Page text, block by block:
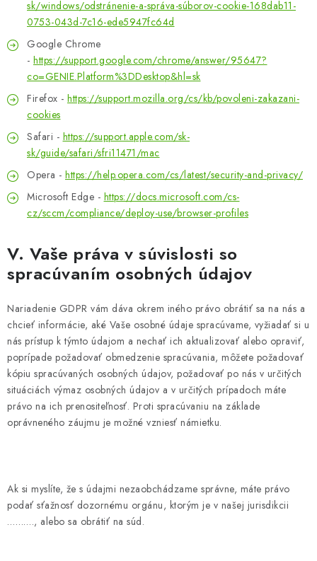
sk/windows/odstránenie-a-správa-súborov-cookie-168dab11-
0753-043d-7c16-ede5947fc64d
Google Chrome
- https://support.google.com/chrome/answer/95647?
co=GENIE.Platform%3DDesktop&hl=sk
Firefox - https://support.mozilla.org/cs/kb/povoleni-zakazani-
cookies
Safari - https://support.apple.com/sk-
sk/guide/safari/sfri11471/mac
Opera - https://help.opera.com/cs/latest/security-and-privacy/
Microsoft Edge - https://docs.microsoft.com/cs-
cz/sccm/compliance/deploy-use/browser-profiles
V. Vaše práva v súvislosti so
spracúvaním osobných údajov
Nariadenie GDPR vám dáva okrem iného právo obrátiť sa na nás a
chcieť informácie, aké Vaše osobné údaje spracúvame, vyžiadať si u
nás prístup k týmto údajom a nechať ich aktualizovať alebo opraviť,
poprípade požadovať obmedzenie spracúvania, môžete požadovať
kópiu spracúvaných osobných údajov, požadovať po nás v určitých
situáciách výmaz osobných údajov a v určitých prípadoch máte
právo na ich prenositeľnosť. Proti spracúvaniu na základe
oprávneného záujmu je možné vzniesť námietku.
Ak si myslíte, že s údajmi nezaobchádzame správne, máte právo
podať sťažnosť dozornému orgánu, ktorým je v našej jurisdikcii
………., alebo sa obrátiť na súd.